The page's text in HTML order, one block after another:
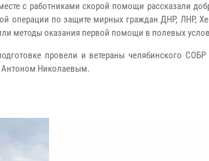
с работниками скорой помощи рассказали
операции по защите мирных граждан ДНР, ЛНР,
методы оказания первой помощи в полевых
провели и ветераны челябинского
Антоном Николаевым.